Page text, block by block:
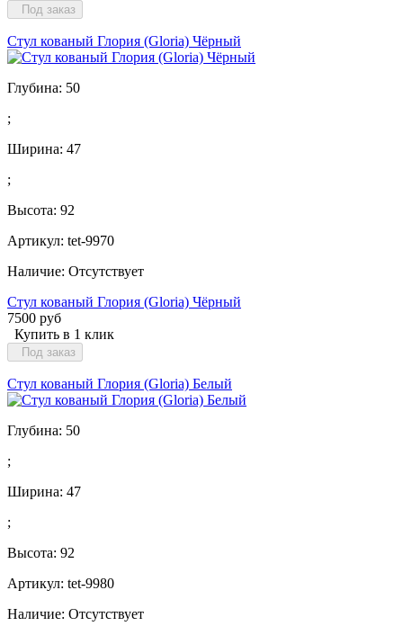
Под заказ
Стул кованый Глория (Gloria) Чёрный
Глубина: 50
;
Ширина: 47
;
Высота: 92
Артикул: tet-9970
Наличие: Отсутствует
Стул кованый Глория (Gloria) Чёрный
7500 руб
Купить в 1 клик
Под заказ
Стул кованый Глория (Gloria) Белый
Глубина: 50
;
Ширина: 47
;
Высота: 92
Артикул: tet-9980
Наличие: Отсутствует